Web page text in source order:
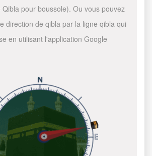
Qibla pour boussole). Ou vous pouvez
direction de qibla par la ligne qibla qui
en utilisant l'application Google